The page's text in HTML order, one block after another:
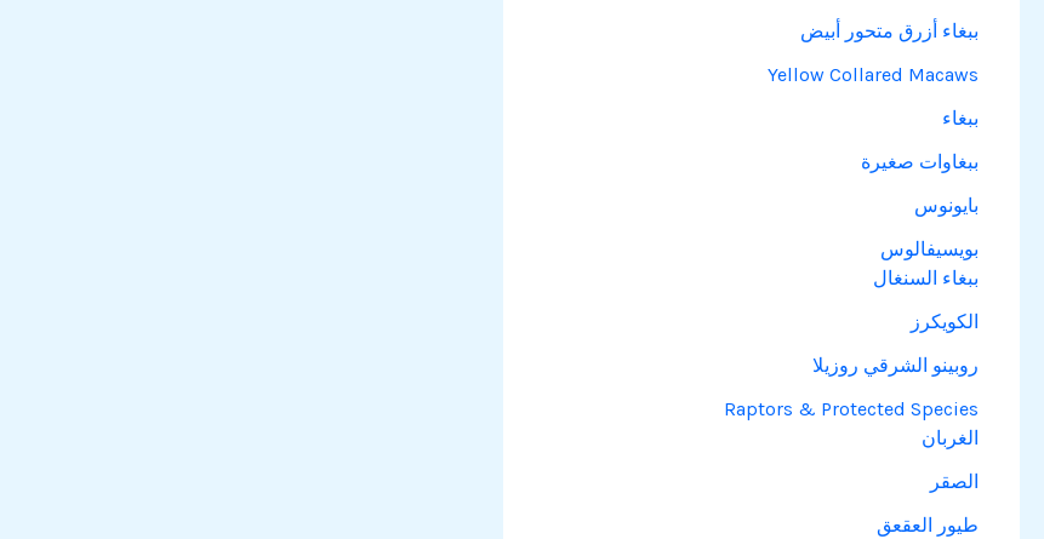
ببغاء أزرق متحور أبيض
Yellow Collared Macaws
ببغاء
ببغاوات صغيرة
بايونوس
بويسيفالوس
ببغاء السنغال
الكويكرز
روبينو الشرقي روزيلا
Raptors & Protected Species
الغربان
الصقر
طيور العقعق